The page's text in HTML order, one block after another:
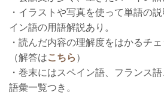
・イラストや写真を使って単語の
イン語の用語解説あり。
・読んだ内容の理解度をはかるチェ
（解答はこちら ）
・巻末にはスペイン語、フランス
語彙一覧つき。